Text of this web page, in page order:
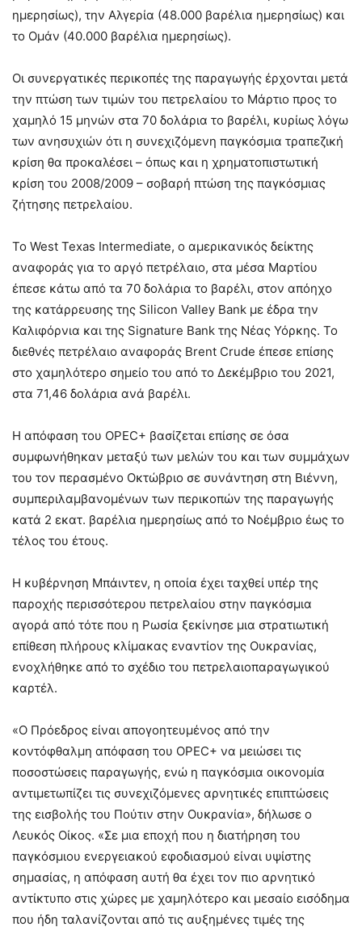
ημερησίως), την Αλγερία (48.000 βαρέλια ημερησίως) και
το Ομάν (40.000 βαρέλια ημερησίως).
Οι συνεργατικές περικοπές της παραγωγής έρχονται μετά
την πτώση των τιμών του πετρελαίου το Μάρτιο προς το
χαμηλό 15 μηνών στα 70 δολάρια το βαρέλι, κυρίως λόγω
των ανησυχιών ότι η συνεχιζόμενη παγκόσμια τραπεζική
κρίση θα προκαλέσει – όπως και η χρηματοπιστωτική
κρίση του 2008/2009 – σοβαρή πτώση της παγκόσμιας
ζήτησης πετρελαίου.
Το West Texas Intermediate, ο αμερικανικός δείκτης
αναφοράς για το αργό πετρέλαιο, στα μέσα Μαρτίου
έπεσε κάτω από τα 70 δολάρια το βαρέλι, στον απόηχο
της κατάρρευσης της Silicon Valley Bank με έδρα την
Καλιφόρνια και της Signature Bank της Νέας Υόρκης. Το
διεθνές πετρέλαιο αναφοράς Brent Crude έπεσε επίσης
στο χαμηλότερο σημείο του από το Δεκέμβριο του 2021,
στα 71,46 δολάρια ανά βαρέλι.
Η απόφαση του OPEC+ βασίζεται επίσης σε όσα
συμφωνήθηκαν μεταξύ των μελών του και των συμμάχων
του τον περασμένο Οκτώβριο σε συνάντηση στη Βιέννη,
συμπεριλαμβανομένων των περικοπών της παραγωγής
κατά 2 εκατ. βαρέλια ημερησίως από το Νοέμβριο έως το
τέλος του έτους.
Η κυβέρνηση Μπάιντεν, η οποία έχει ταχθεί υπέρ της
παροχής περισσότερου πετρελαίου στην παγκόσμια
αγορά από τότε που η Ρωσία ξεκίνησε μια στρατιωτική
επίθεση πλήρους κλίμακας εναντίον της Ουκρανίας,
ενοχλήθηκε από το σχέδιο του πετρελαιοπαραγωγικού
καρτέλ.
«Ο Πρόεδρος είναι απογοητευμένος από την
κοντόφθαλμη απόφαση του OPEC+ να μειώσει τις
ποσοστώσεις παραγωγής, ενώ η παγκόσμια οικονομία
αντιμετωπίζει τις συνεχιζόμενες αρνητικές επιπτώσεις
της εισβολής του Πούτιν στην Ουκρανία», δήλωσε ο
Λευκός Οίκος. «Σε μια εποχή που η διατήρηση του
παγκόσμιου ενεργειακού εφοδιασμού είναι υψίστης
σημασίας, η απόφαση αυτή θα έχει τον πιο αρνητικό
αντίκτυπο στις χώρες με χαμηλότερο και μεσαίο εισόδημα
που ήδη ταλανίζονται από τις αυξημένες τιμές της